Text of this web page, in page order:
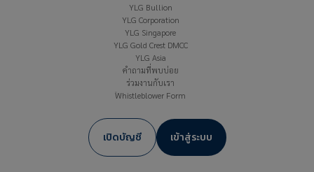
YLG Bullion
YLG Corporation
YLG Singapore
YLG Gold Crest DMCC
YLG Asia
คำถามที่พบบ่อย
ร่วมงานกับเรา
Whistleblower Form
เปิดบัญชี เข้าสู่ระบบ